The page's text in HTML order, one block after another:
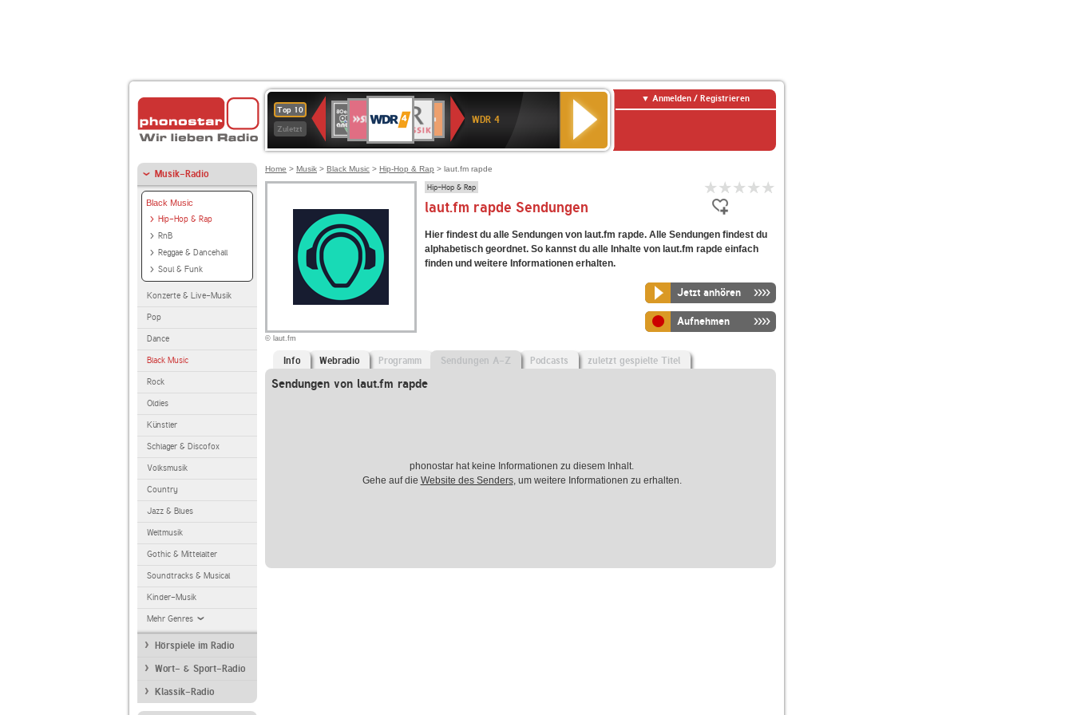
Top 10
Zuletzt
Deutschlandfunk
80er
90er
OLDIE
ANTENNE
4
KLASSIK
Deutschlandfunk
Kultur
Kultur
2
WDR 4
Anmelden / Registrieren
Musik-Radio
Black Music
Hip-Hop & Rap
RnB
Reggae & Dancehall
Soul & Funk
Konzerte & Live-Musik
Pop
Dance
Black Music
Rock
Oldies
Künstler
Schlager & Discofox
Volksmusik
Country
Jazz & Blues
Weltmusik
Gothic & Mittelalter
Soundtracks & Musical
Kinder-Musik
Mehr Genres
Hörspiele im Radio
Wort- & Sport-Radio
Klassik-Radio
Home > Musik > Black Music > Hip-Hop & Rap > laut.fm rapde
© laut.fm
Hip-Hop & Rap
laut.fm rapde Sendungen
Hier findest du alle Sendungen von laut.fm rapde. Alle Sendungen findest du
alphabetisch geordnet. So kannst du alle Inhalte von laut.fm rapde einfach
finden und weitere Informationen erhalten.
Jetzt anhören
Aufnehmen
Info Webradio Programm Sendungen A-Z Podcasts zuletzt gespielte Titel
Sendungen von laut.fm rapde
phonostar hat keine Informationen zu diesem Inhalt.
Gehe auf die Website des Senders, um weitere Informationen zu erhalten.